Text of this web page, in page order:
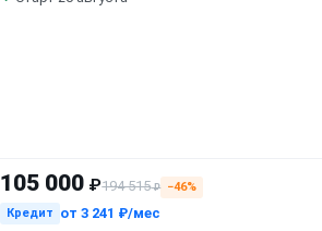
105 000 ₽194 515₽
−46%
Кредит
от3 241 ₽/мес